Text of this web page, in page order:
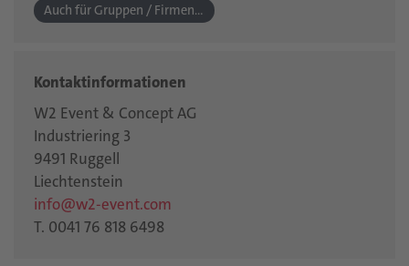
Auch für Gruppen / Firmen geeignet (Spezialangebote)
Kontaktinformationen
W2 Event & Concept AG
Industriering 3
9491 Ruggell
Liechtenstein
info@w2-event.com
T. 0041 76 818 6498